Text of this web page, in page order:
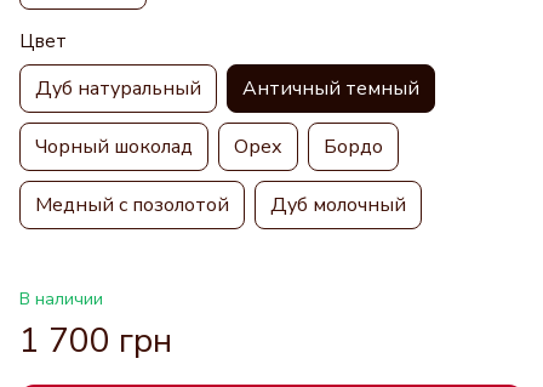
Цвет
Дуб натуральный Античный темный
Чорный шоколад Орех Бордо
Медный с позолотой Дуб молочный
В наличии
1 700 грн